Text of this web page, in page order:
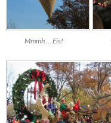
Mmmh ... Eis!